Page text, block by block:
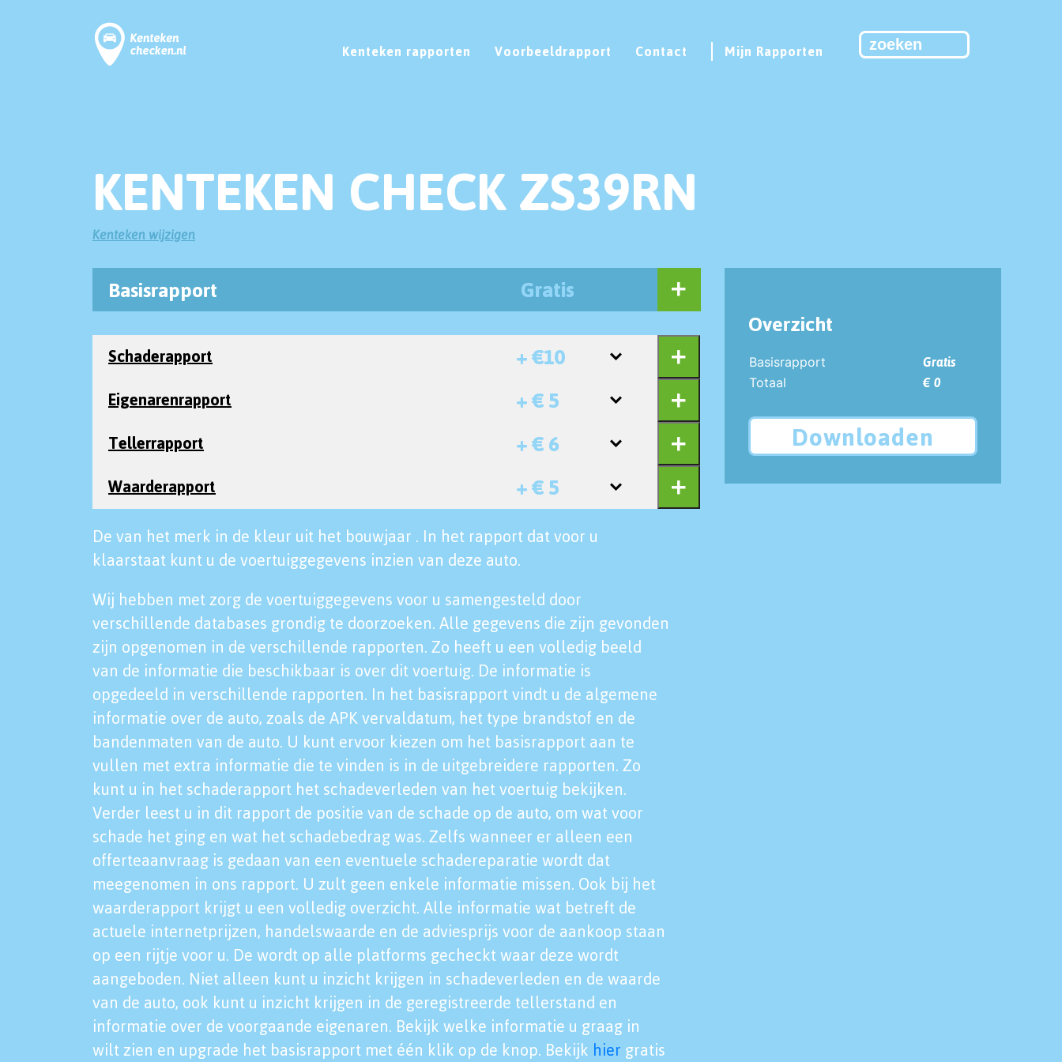
Kenteken rapporten Voorbeeldrapport Contact Mijn Rapporten
KENTEKEN CHECK ZS39RN
Kenteken wijzigen
Basisrapport Gratis
Schaderapport + €10
Eigenarenrapport + € 5
Tellerrapport + € 6
Waarderapport + € 5
De van het merk in de kleur uit het bouwjaar . In het rapport dat voor u
klaarstaat kunt u de voertuiggegevens inzien van deze auto.
Wij hebben met zorg de voertuiggegevens voor u samengesteld door
verschillende databases grondig te doorzoeken. Alle gegevens die zijn gevonden
zijn opgenomen in de verschillende rapporten. Zo heeft u een volledig beeld
van de informatie die beschikbaar is over dit voertuig. De informatie is
opgedeeld in verschillende rapporten. In het basisrapport vindt u de algemene
informatie over de auto, zoals de APK vervaldatum, het type brandstof en de
bandenmaten van de auto. U kunt ervoor kiezen om het basisrapport aan te
vullen met extra informatie die te vinden is in de uitgebreidere rapporten. Zo
kunt u in het schaderapport het schadeverleden van het voertuig bekijken.
Verder leest u in dit rapport de positie van de schade op de auto, om wat voor
schade het ging en wat het schadebedrag was. Zelfs wanneer er alleen een
offerteaanvraag is gedaan van een eventuele schadereparatie wordt dat
meegenomen in ons rapport. U zult geen enkele informatie missen. Ook bij het
waarderapport krijgt u een volledig overzicht. Alle informatie wat betreft de
actuele internetprijzen, handelswaarde en de adviesprijs voor de aankoop staan
op een rijtje voor u. De wordt op alle platforms gecheckt waar deze wordt
aangeboden. Niet alleen kunt u inzicht krijgen in schadeverleden en de waarde
van de auto, ook kunt u inzicht krijgen in de geregistreerde tellerstand en
informatie over de voorgaande eigenaren. Bekijk welke informatie u graag in
wilt zien en upgrade het basisrapport met één klik op de knop. Bekijk hier gratis
Overzicht
Basisrapport
Gratis
Totaal
€ 0
Downloaden